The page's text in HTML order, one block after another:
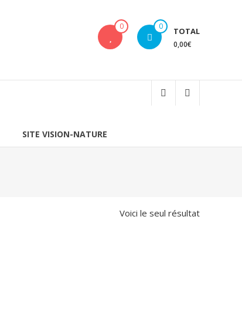
0 0 TOTAL
0,00€
SITE VISION-NATURE
Voici le seul résultat